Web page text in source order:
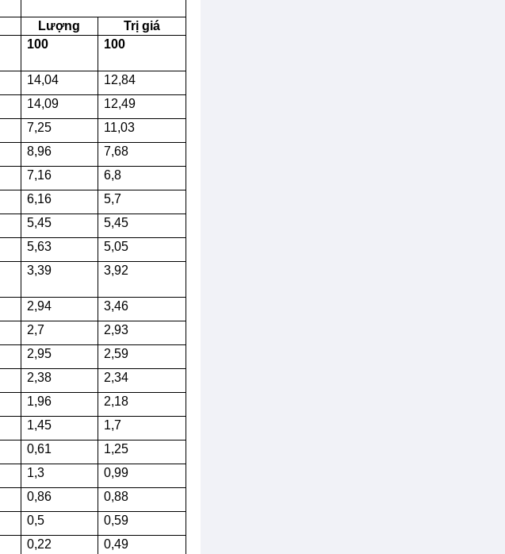
Lượng
Trị giá
100 100
14,04
12,84
14,09
12,49
7,25
11,03
8,96
7,68
7,16
6,8
6,16
5,7
5,45
5,45
5,63
5,05
3,39 3,92
2,94
3,46
2,7
2,93
2,95
2,59
2,38
2,34
1,96
2,18
1,45
1,7
0,61
1,25
1,3
0,99
0,86
0,88
0,5
0,59
0,22 0,49